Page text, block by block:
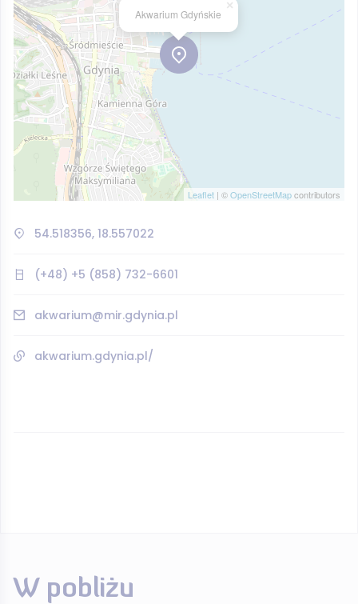
Akwarium Gdyńskie
×
Leaflet | ©OpenStreetMapcontributors
54.518356, 18.557022
(+48) +5 (858) 732-6601
akwarium@mir.gdynia.pl
akwarium.gdynia.pl/
W pobliżu